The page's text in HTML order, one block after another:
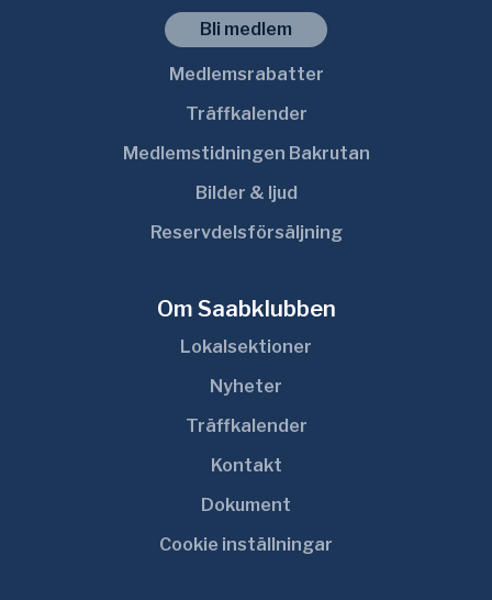
Bli medlem
Medlemsrabatter
Träffkalender
Medlemstidningen Bakrutan
Bilder & ljud
Reservdelsförsäljning
Om Saabklubben
Lokalsektioner
Nyheter
Träffkalender
Kontakt
Dokument
Cookie inställningar